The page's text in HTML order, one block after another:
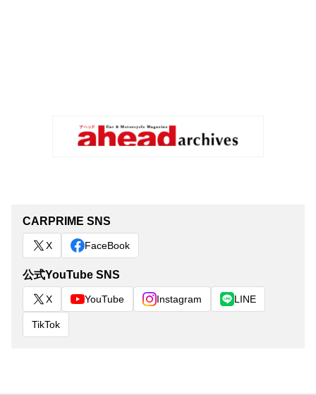
CARPRIME SNS
X FaceBook
公式YouTube SNS
X YouTube Instagram LINE
TikTok